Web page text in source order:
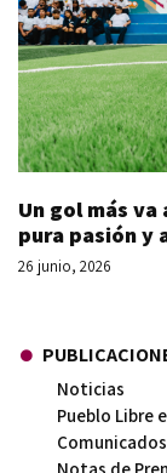
Un gol más
pura pasión y
26 junio, 2026
Noticias
Pueblo Libre
Comunicados
Notas de